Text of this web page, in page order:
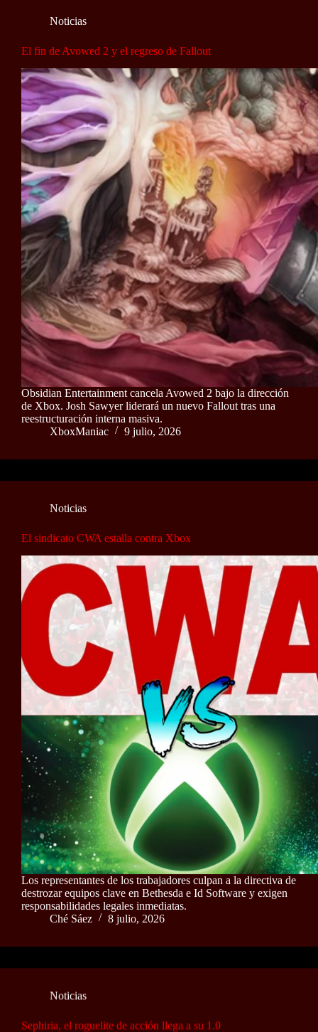
Noticias
El fin de Avowed 2 y el regreso de Fallout
Obsidian Entertainment cancela Avowed 2 bajo la dirección
de Xbox. Josh Sawyer liderará un nuevo Fallout tras una
reestructuración interna masiva.
XboxManiac
9 julio, 2026
Noticias
El sindicato CWA estalla contra Xbox
Los representantes de los trabajadores culpan a la directiva de
destrozar equipos clave en Bethesda e Id Software y exigen
responsabilidades legales inmediatas.
Ché Sáez
8 julio, 2026
Noticias
Sephiria, el roguelite de acción llega a su 1.0